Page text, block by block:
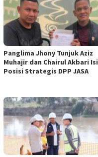
Panglima Jhony Tunjuk Aziz
Muhajir dan Chairul Akbari Isi
Posisi Strategis DPP JASA